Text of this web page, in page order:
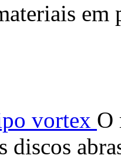
em
vortex O
discos